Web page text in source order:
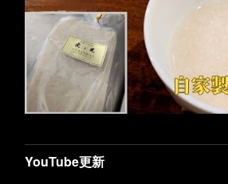
新フルーツ
【甘夏】入荷しました！桜も見頃を迎えて春
YouTube更新